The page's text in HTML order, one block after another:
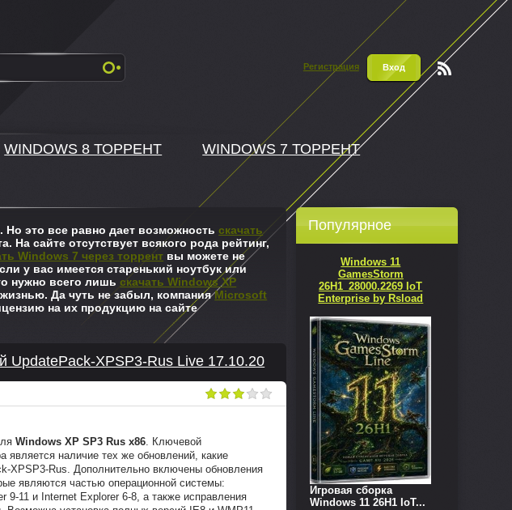
Регистрация Вход
WINDOWS 8 ТОРРЕНТ
WINDOWS 7 ТОРРЕНТ
Но это все равно дает возможностьскачать
На сайте отсутствует всякого рода рейтинг,
Windows 7 через торрент вы можете не
у вас имеется старенький ноутбук или
нужно всего лишьскачать Windows XP
Да чуть не забыл, компанияMicrosoft
на их продукцию на сайте
XPSP3-Rus Live 17.10.20
Windows XP SP3 Rus x86. Ключевой
является наличие тех же обновлений, какие
XPSP3-Rus. Дополнительно включены обновления
являются частью операционной системы:
9-11 и Internet Explorer 6-8, а также исправления
Популярное
Windows 11
GamesStorm
26H1_28000.2269 IoT
Enterprise by Rsload
Игровая сборка
Windows 11 26H1 IoT...